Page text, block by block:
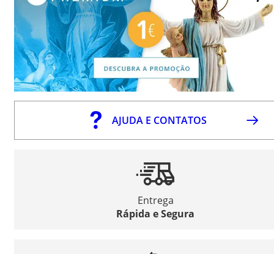
AJUDA E CONTATOS
Entrega
Rápida e Segura